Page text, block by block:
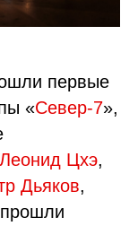
первые
«Север-7»,
Леонид Цхэ,
Дьяков,